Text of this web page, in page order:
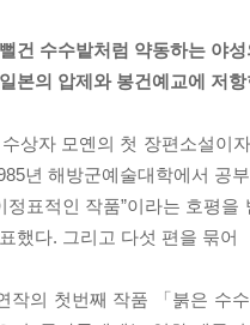
건 수수밭처럼 약동하는 야
본의 압제와 봉건예교에 저
상자 모옌의 첫 장편소설이
년 해방군예술대학에서 공
정표적인 작품”이라는 호평
했다. 그리고 다섯 편을 묶
작의 첫번째 작품 「붉은 수